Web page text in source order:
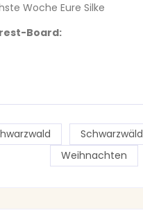
Woche Eure Silke
Board:
Weihnachten